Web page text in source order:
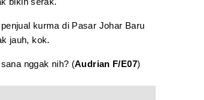
kurma di Pasar Johar Baru
jauh, kok.
nggak nih? (Audrian F/E07)